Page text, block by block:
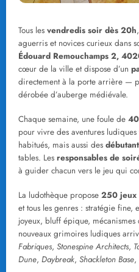
Tous les vendredis soir dès 20h
aguerris et novices curieux dans
Édouard Remouchamps 2,
cœur de la ville et dispose d’un
directement à la porte arrière —
dérobée d’auberge médiévale.
Chaque semaine, une foule de
pour vivre des aventures
habitués, mais aussi des
tables. Les responsables de
à guider chacun vers le jeu qui
La ludothèque propose 250 jeux
et tous les genres : stratégie fine,
joyeux, bluff épique,
nouveaux grimoires ludiques
Fabriques, Stonespine Architects,
Dune, Daybreak, Shackleton Base,